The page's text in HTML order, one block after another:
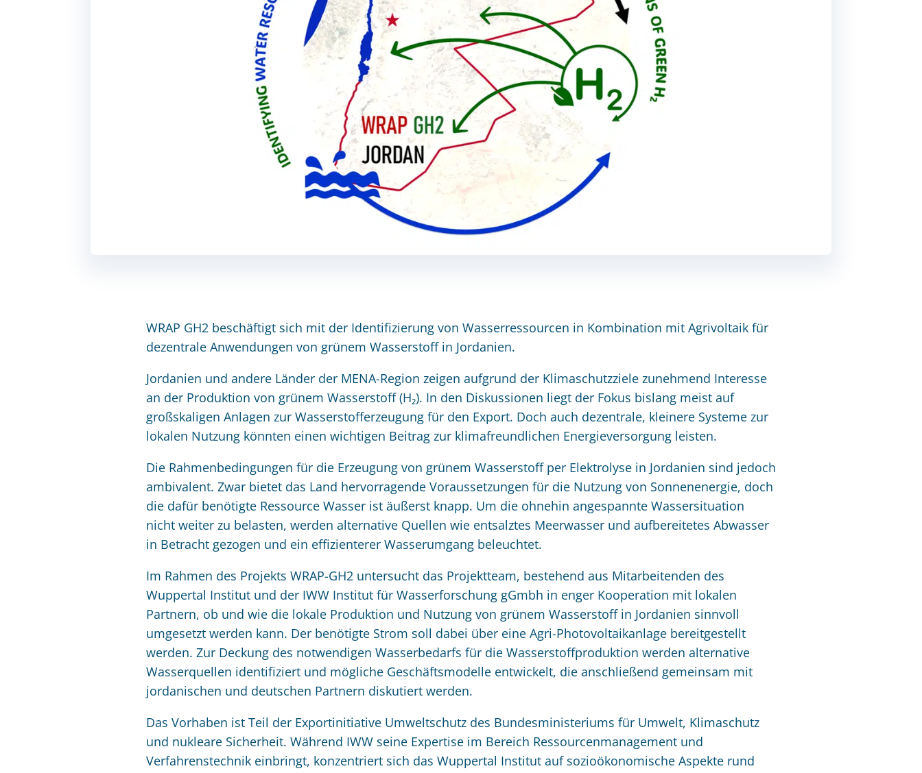
WRAP GH2 beschäftigt sich mit der Identifizierung von Wasserressourcen in Kombination mit Agrivoltaik für
dezentrale Anwendungen von grünem Wasserstoff in Jordanien.
Jordanien und andere Länder der MENA-Region zeigen aufgrund der Klimaschutzziele zunehmend Interesse
an der Produktion von grünem Wasserstoff (H₂). In den Diskussionen liegt der Fokus bislang meist auf
großskaligen Anlagen zur Wasserstofferzeugung für den Export. Doch auch dezentrale, kleinere Systeme zur
lokalen Nutzung könnten einen wichtigen Beitrag zur klimafreundlichen Energieversorgung leisten.
Die Rahmenbedingungen für die Erzeugung von grünem Wasserstoff per Elektrolyse in Jordanien sind jedoch
ambivalent. Zwar bietet das Land hervorragende Voraussetzungen für die Nutzung von Sonnenenergie, doch
die dafür benötigte Ressource Wasser ist äußerst knapp. Um die ohnehin angespannte Wassersituation
nicht weiter zu belasten, werden alternative Quellen wie entsalztes Meerwasser und aufbereitetes Abwasser
in Betracht gezogen und ein effizienterer Wasserumgang beleuchtet.
Im Rahmen des Projekts WRAP-GH2 untersucht das Projektteam, bestehend aus Mitarbeitenden des
Wuppertal Institut und der IWW Institut für Wasserforschung gGmbh in enger Kooperation mit lokalen
Partnern, ob und wie die lokale Produktion und Nutzung von grünem Wasserstoff in Jordanien sinnvoll
umgesetzt werden kann. Der benötigte Strom soll dabei über eine Agri-Photovoltaikanlage bereitgestellt
werden. Zur Deckung des notwendigen Wasserbedarfs für die Wasserstoffproduktion werden alternative
Wasserquellen identifiziert und mögliche Geschäftsmodelle entwickelt, die anschließend gemeinsam mit
jordanischen und deutschen Partnern diskutiert werden.
Das Vorhaben ist Teil der Exportinitiative Umweltschutz des Bundesministeriums für Umwelt, Klimaschutz
und nukleare Sicherheit. Während IWW seine Expertise im Bereich Ressourcenmanagement und
Verfahrenstechnik einbringt, konzentriert sich das Wuppertal Institut auf sozioökonomische Aspekte rund